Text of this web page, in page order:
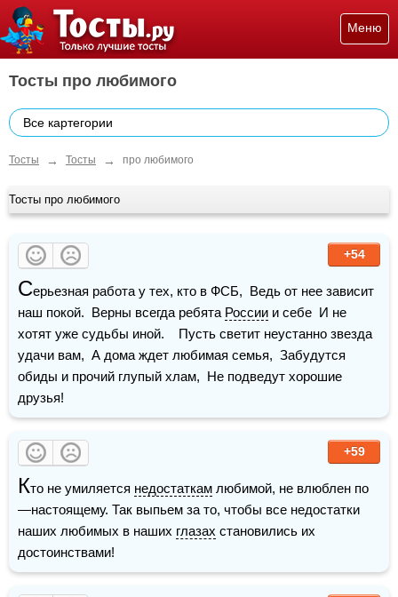
Меню
Тосты про любимого
Все картегории
Тосты → Тосты → про любимого
Тосты про любимого
+54
Серьезная работа у тех, кто в ФСБ,  Ведь от нее зависит
наш покой.  Верны всегда ребята России и себе  И не
хотят уже судьбы иной.    Пусть светит неустанно звезда
удачи вам,  А дома ждет любимая семья,  Забудутся
обиды и прочий глупый хлам,  Не подведут хорошие
друзья!
+59
Кто не умиляется недостаткам любимой, не влюблен по
—настоящему. Так выпьем за то, чтобы все недостатки
наших любимых в наших глазах становились их
достоинствами!